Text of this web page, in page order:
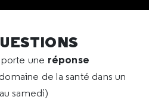
une réponse
de la santé dans un
samedi)